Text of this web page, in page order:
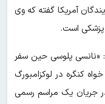
آمریکا گفته که وی
پزشکی است.
«نانسی پلوسی حین سفر
خواه کنگره در لوکزامبورگ
جریان یک مراسم رسمی